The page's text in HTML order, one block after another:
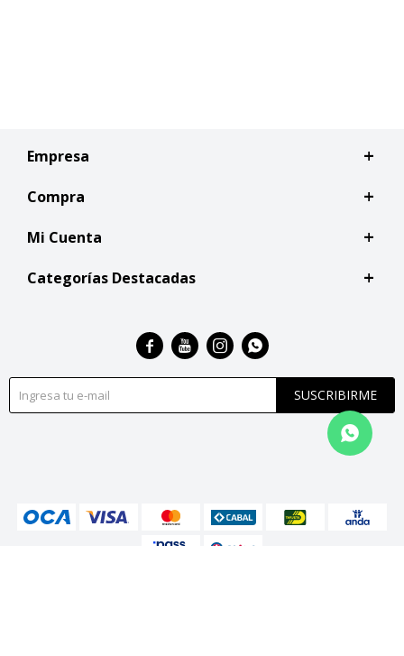
Empresa
Compra
Mi Cuenta
Categorías Destacadas
SUSCRIBIRME
   